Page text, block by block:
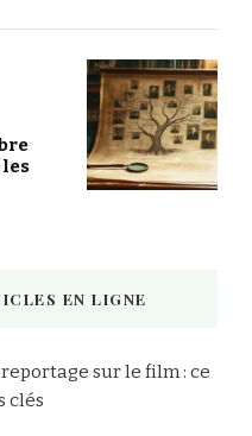
EN LIGNE
sur le film : ce
clés